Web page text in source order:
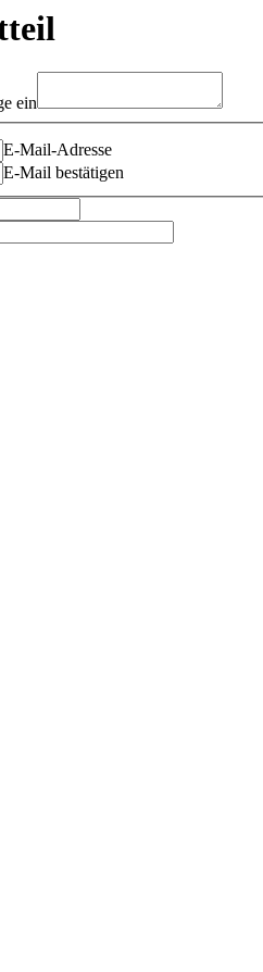
ein
E-Mail-Adresse
E-Mail bestätigen